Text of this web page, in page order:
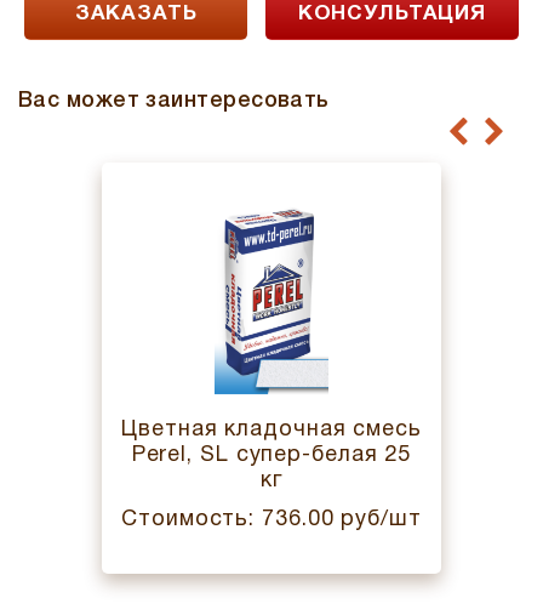
ЗАКАЗАТЬ КОНСУЛЬТАЦИЯ
Вас может заинтересовать
Цветная кладочная смесь
Perel, SL супер-белая 25
кг
Стоимость: 736.00 руб/шт